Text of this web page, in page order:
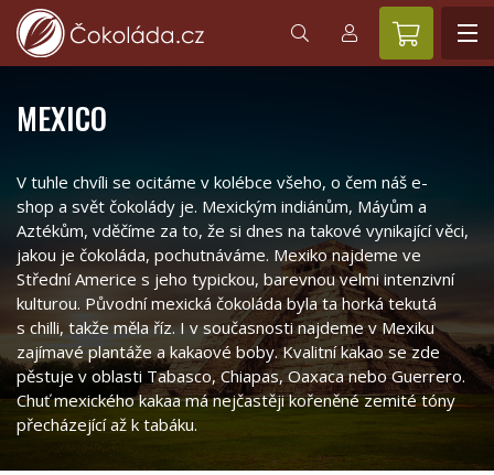
MEXICO
V tuhle chvíli se ocitáme v kolébce všeho, o čem náš e-
shop a svět čokolády je. Mexickým indiánům, Máyům a
Aztékům, vděčíme za to, že si dnes na takové vynikající věci,
jakou je čokoláda, pochutnáváme. Mexiko najdeme ve
Střední Americe s jeho typickou, barevnou velmi intenzivní
kulturou. Původní mexická čokoláda byla ta horká tekutá
s chilli, takže měla říz. I v současnosti najdeme v Mexiku
zajímavé plantáže a kakaové boby. Kvalitní kakao se zde
pěstuje v oblasti Tabasco, Chiapas, Oaxaca nebo Guerrero.
Chuť mexického kakaa má nejčastěji kořeněné zemité tóny
přecházející až k tabáku.